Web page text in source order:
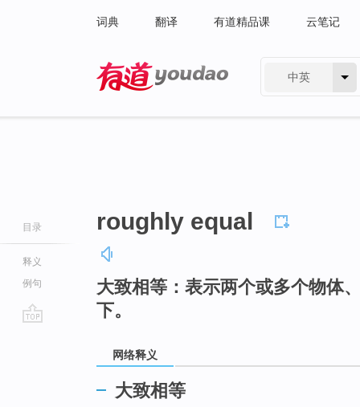
词典 翻译 有道精品课 云笔记
中英
目录
释义
例句
roughly equal
大致相等：表示两个或多个物体
下。
网络释义
大致相等